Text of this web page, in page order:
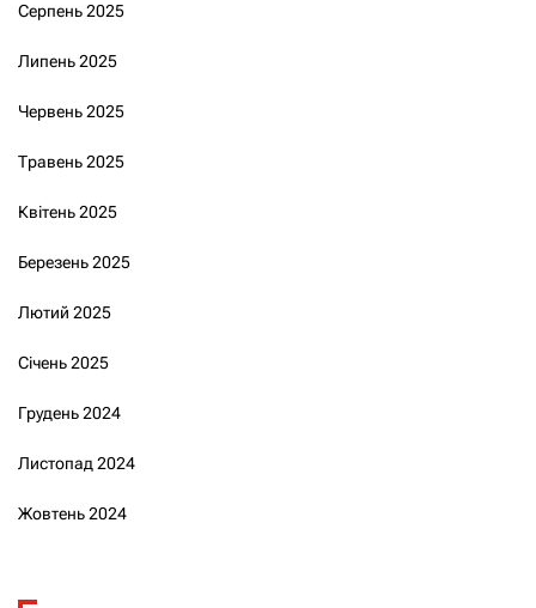
Серпень 2025
Липень 2025
Червень 2025
Травень 2025
Квітень 2025
Березень 2025
Лютий 2025
Січень 2025
Грудень 2024
Листопад 2024
Жовтень 2024